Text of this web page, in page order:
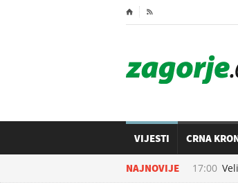
⌂ 
VIJESTI CRNA
NAJNOVIJE
07.08.2026. u 17:00